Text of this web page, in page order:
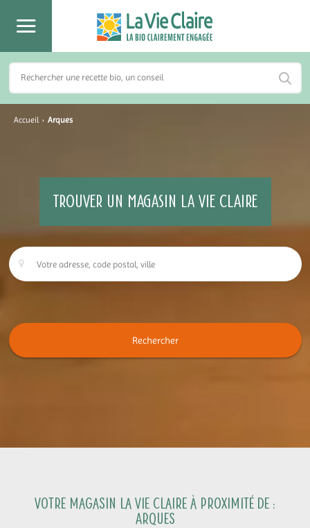
Accueil › Arques
TROUVER UN MAGASIN LA VIE CLAIRE
Rechercher
Votre magasin La Vie Claire à proximité de :
Arques